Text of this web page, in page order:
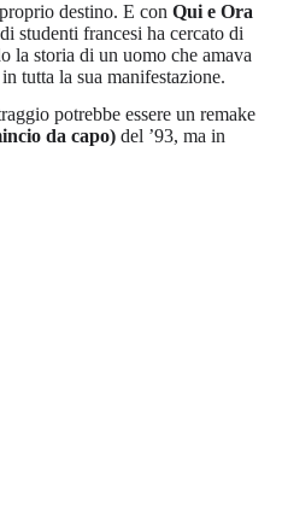
destino. E con Qui e Ora
studenti francesi ha cercato di
la storia di un uomo che amava
tutta la sua manifestazione.
potrebbe essere un remake
da capo) del ’93, ma in